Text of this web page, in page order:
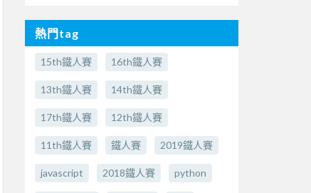
熱門tag
15th鐵人賽 16th鐵人賽
13th鐵人賽 14th鐵人賽
17th鐵人賽 12th鐵人賽
11th鐵人賽 鐵人賽 2019鐵人賽
javascript 2018鐵人賽 python